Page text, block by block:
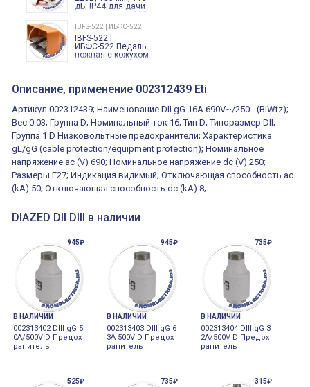
дБ, IP44 для дачи
производства 220
Вольт звук ситены
"пожарная
тревога"
IBFS-522 | ИБФС-522
IBFS-522 |
ИБФС-522 Педаль
ножная с кожухом
двойная,
15Ампер 250В
XVR13M05L
Маячок
оранжевый
230VAC 130мм
ВКН8108
ВКН8108
Концевой
выключатель /
выключатель
путевой,
алюминиевый
регулируемый
ролик
800202300000С | 80 02 0 230 0000 С
800202300000С
многофункциональные
функций/режимов
Описание, применение 002312439 Eti
Артикул 002312439; Наименование DII gG 16A 690V~/250 - (BiWtz);
Вес 0.03; Группа D; Номинальный ток 16; Тип D; Типоразмер DII;
Группа 1 D Низковольтные предохранители; Характеристика
gL/gG (cable protection/equipment protection); Номинальное
напряжение ac (V) 690; Номинальное напряжение dc (V) 250;
Размеры E27; Индикация видимый; Отключающая способность ac
(kA) 50; Отключающая способность dc (kA) 8;
DIAZED DII DIII в наличии
945₽
В НАЛИЧИИ
002313402 DIII gG 5
0A/500V D Предох
ранитель
945₽
В НАЛИЧИИ
002313403 DIII gG 6
3A 500V D Предох
ранитель
735₽
В НАЛИЧИИ
002313404 DIII gG 3
2A/500V D Предох
ранитель
525₽ 735₽ 315₽